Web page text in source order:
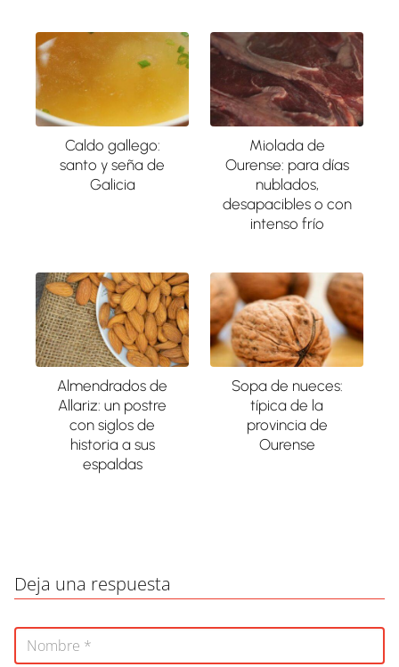
Caldo gallego:
santo y seña de
Galicia
Miolada de
Ourense: para días
nublados,
desapacibles o con
intenso frío
Almendrados de
Allariz: un postre
con siglos de
historia a sus
espaldas
Sopa de nueces:
típica de la
provincia de
Ourense
Deja una respuesta